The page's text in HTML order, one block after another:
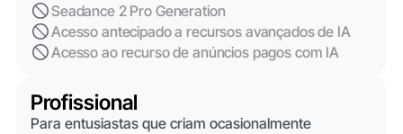
Seadance 2 Pro Generation
Acesso antecipado a recursos avançados de IA
Acesso ao recurso de anúncios pagos com IA
Profissional
Para entusiastas que criam ocasionalmente